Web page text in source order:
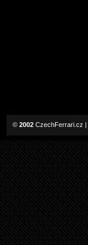
© 2002 CzechFerrari.cz |